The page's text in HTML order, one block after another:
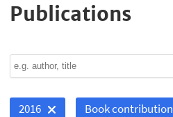
Publications
2016 Book contribution